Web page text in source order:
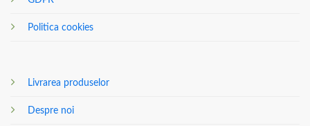
Politica cookies
Livrarea produselor
Despre noi